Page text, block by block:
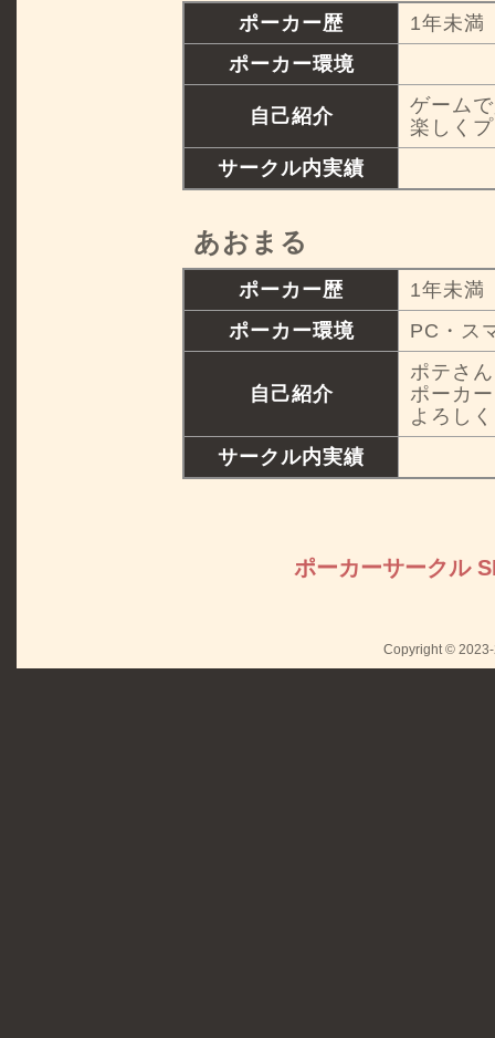
ポーカー歴
1年未満
ポーカー環境
自己紹介
ゲーム
楽しく
サークル内実績
あおまる
ポーカー歴
1年未満
ポーカー環境
PC・ス
自己紹介
ポテさ
ポーカ
よろし
サークル内実績
ポーカーサークル
Copyright ©